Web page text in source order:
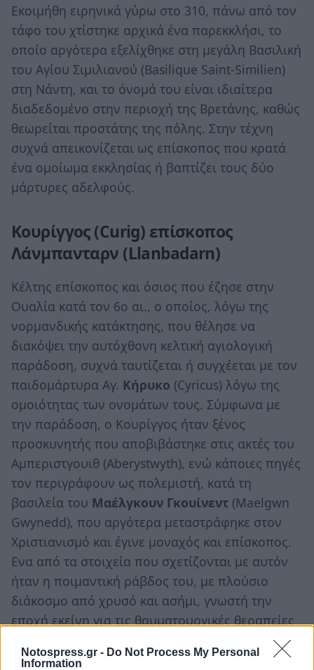
Notospress.gr - Do Not Process My Personal
Information
Εκοιμήθη ειρηνικά γύρω στο 310, πάνω από τον
τάφο του χτίστηκε αρχικά ένα παρεκκλήσι, το
οποίο αργότερα εξελίχθηκε στη μεγάλη Βασιλική
του Αγίου Σιμιλιανού (Basilique Saint-Similien)
στη Νάντη, και το όνομά του είναι ιδιαίτερα
διαδεδομένο στην περιοχή της Βρετάνης, καθώς
θεωρείται προστάτης της πόλης. Στην τέχνη
συχνά απεικονίζεται ως επίσκοπος που κρατά
ένα ομοίωμα εκκλησίας ή βαπτίζει τους δύο
μάρτυρες αδελφούς.
Κουρίγγος (Curig) επίσκοπος
Λάνμπανταρν (Llanbadarn)
Κέλτης επίσκοπος και όσιος που έζησε στην
Ουαλία κατά τον 6ο αι., ο οποίος, λόγω της
νορμανδικής κατάκτησης, που θέλησε να
διακόψει την αυτόχθονη κελτική αγιολογική
παράδοση, συχνά ταυτίζεται ή συγχέεται με τον
παιδομάρτυρα Αγ. Κήρυκο (Cyricus) λόγω της
ομοιότητας των ονομάτων τους. Σύμφωνα με
την παράδοση, ο Κουρίγγος ήταν ξένος
προσκυνητής που αποβιβάστηκε στις ακτές του
Αμπεριστγουιθ (Aberystwyth), ενώ κάποιες πηγές
τον περιγράφουν ως πολεμιστή, κατά τη
βασιλεία του Μαέλγκουν Γκουίνεντ (Maelgwn
Gwynedd), που αργότερα μεταστράφηκε στον
Χριστιανισμό και έγινε μοναχός και επίσκοπος.
Ενα από τα στοιχεία που σχετίζονται με αυτόν
ήταν η ποιμαντική ράβδος του, με πλούσιο
διάκοσμο από χρυσό και ασήμι, γνωστή την
εποχή εκείνη για τις θαυματουργικές θεραπείες